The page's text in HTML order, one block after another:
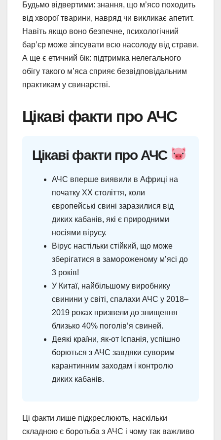
Будьмо відвертими: знання, що м’ясо походить
від хворої тварини, навряд чи викликає апетит.
Навіть якщо воно безпечне, психологічний
бар’єр може зіпсувати всю насолоду від страви.
А ще є етичний бік: підтримка нелегального
обігу такого м’яса сприяє безвідповідальним
практикам у свинарстві.
Цікаві факти про АЧС
Цікаві факти про АЧС
АЧС вперше виявили в Африці на
початку XX століття, коли
європейські свині заразилися від
диких кабанів, які є природними
носіями вірусу.
Вірус настільки стійкий, що може
зберігатися в замороженому м’ясі до
3 років!
У Китаї, найбільшому виробнику
свинини у світі, спалахи АЧС у 2018–
2019 роках призвели до знищення
близько 40% поголів’я свиней.
Деякі країни, як-от Іспанія, успішно
борються з АЧС завдяки суворим
карантинним заходам і контролю
диких кабанів.
Ці факти лише підкреслюють, наскільки
складною є боротьба з АЧС і чому так важливо